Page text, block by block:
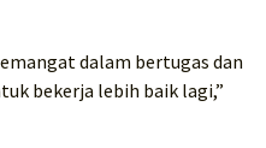
dalam bertugas dan
bekerja lebih baik lagi,”